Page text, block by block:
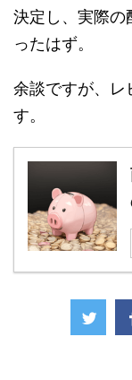
決定し、実際の
ったはず。
余談ですが、レ
す。